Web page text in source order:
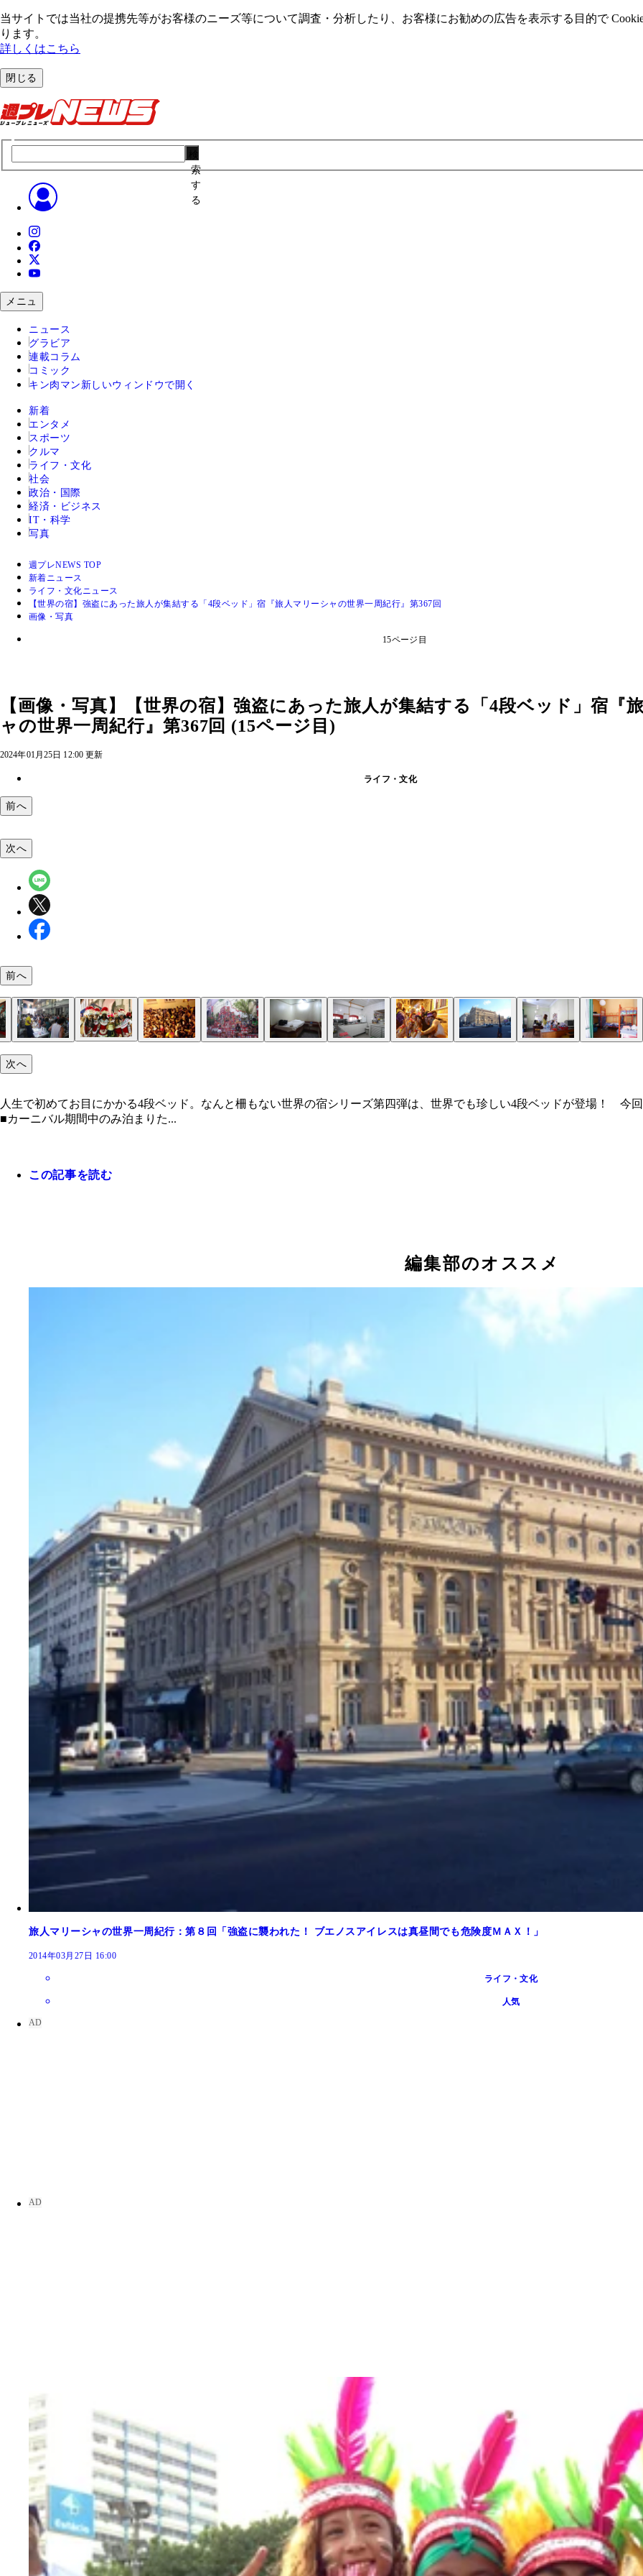
当サイトでは当社の提携先等がお客様のニーズ等について調査・分析したり、お客様にお勧めの広告を表⽰する⽬的で
ります。
詳しくはこちら
閉じる
索
す
る
メニュ
ニュース
グラビア
連載コラム
コミック
キン肉マン 新しいウィンドウで開く
新着
エンタメ
スポーツ
クルマ
ライフ・文化
社会
政治・国際
経済・ビジネス
IT・科学
写真
週プレNEWS TOP
新着ニュース
ライフ・文化ニュース
【世界の宿】強盗にあった旅人が集結する「4段ベッド」宿『旅人マリーシャの世界一周紀行』第367回
画像・写真
15ページ目
【画像・写真】【世界の宿】強盗にあった旅人が集結する「4段ベッド」宿『
ャの世界一周紀行』第367回 (15ページ目)
2024年01月25日 12:00 更新
ライフ・文化
前へ
人生で初めてお目にかかる4段ベッド。なんと柵もない
南米で一番最初に異世界を感じた絶景はペリトモレノ氷河（アルゼンチン）
昼間のラパ地区の様子
カーニバル期間中のラパ地区のカイピリーニャ露店
カイピリーニャ両手に観光名所「カリオカ水道橋」の前で夜遊び
宿の窓から人々の盛り上がりを高みの見物
2000枚以上のタイルで飾られた「セラロンの階段」。60ヵ国以上から寄贈されたタイルの中には阪神タイガーズの
フライデーズホステルの一部屋
宿の共有キッチンでは旅人たちが自炊
宿スタッフと宿泊客が一丸となって夜遊び
強盗に遭う前の数少ないブエノスアイレスの街並みの画像
日本人宿「上野山荘別館」では日本の旅人たちが穏やかに過ごしていた
日本人宿のドミトリールーム
日本人宿の共同キッチン
マテ茶カップとボンビージャ
マテ茶のロンダに誘ってくれた宿泊客のアミーゴ（アミーガ：女子）たち
「飲むサラダ」と言われるマテ茶は日本の緑茶よりも少し苦い
別の4段ベッドから撮ったもうひとつの4段ベッド
強盗被害を思い出し恐怖と悔しさで泣く旅人
次へ
前へ
次へ
人生で初めてお目にかかる4段ベッド。なんと柵もない世界の宿シリーズ第四弾は、世界でも珍しい4段ベッドが登場！ 今
■カーニバル期間中のみ泊まりた...
この記事を読む
編集部のオススメ
旅人マリーシャの世界一周紀行：第８回「強盗に襲われた！ ブエノスアイレスは真昼間でも危険度ＭＡＸ！」
2014年03月27日 16:00
ライフ・文化
人気